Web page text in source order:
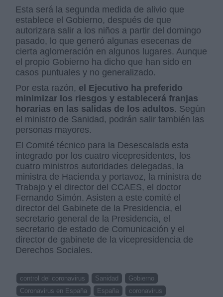
Esta será la segunda medida de alivio que
establece el Gobierno, después de que
autorizara salir a los niños a partir del domingo
pasado, lo que generó algunas esecenas de
cierta aglomeración en algunos lugares. Aunque
el propio Gobierno ha dicho que han sido en
casos puntuales y no generalizado.
Por esta razón, el Ejecutivo ha preferido
minimizar los riesgos y establecerá franjas
horarias en las salidas de los adultos. Según
el ministro de Sanidad, podrán salir también las
personas mayores.
El Comité técnico para la Desescalada esta
integrado por los cuatro vicepresidentes, los
cuatro ministros autoridades delegadas, la
ministra de Hacienda y portavoz, la ministra de
Trabajo y el director del CCAES, el doctor
Fernando Simón. Asisten a este comité el
director del Gabinete de la Presidencia, el
secretario general de la Presidencia, el
secretario de estado de Comunicación y el
director de gabinete de la vicepresidencia de
Derechos Sociales.
control del coronavirus Sanidad
Gobierno
Coronavirus en España
España
coronavirus